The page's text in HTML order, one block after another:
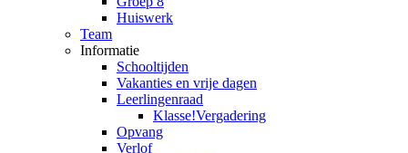
Huiswerk
Team
Informatie
Schooltijden
Vakanties en vrije dagen
Leerlingenraad
Klasse!Vergadering
Opvang
Verlof